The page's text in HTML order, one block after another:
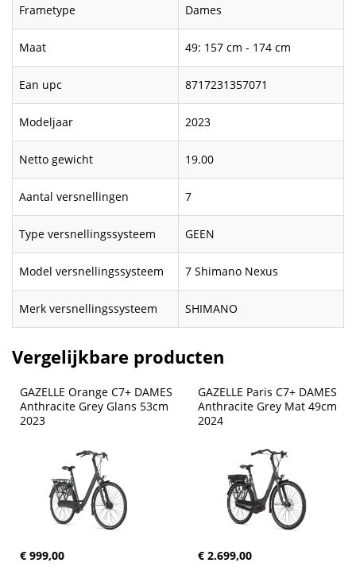
Frametype Dames
Maat 49: 157 cm - 174 cm
Ean upc 8717231357071
Modeljaar 2023
Netto gewicht 19.00
Aantal versnellingen 7
Type versnellingssysteem GEEN
Model versnellingssysteem 7 Shimano Nexus
Merk versnellingssysteem SHIMANO
Vergelijkbare producten
GAZELLE Orange C7+ DAMES
Anthracite Grey Glans 53cm
2023
€ 999,00
GAZELLE Paris C7+ DAMES
Anthracite Grey Mat 49cm
2024
€ 2.699,00